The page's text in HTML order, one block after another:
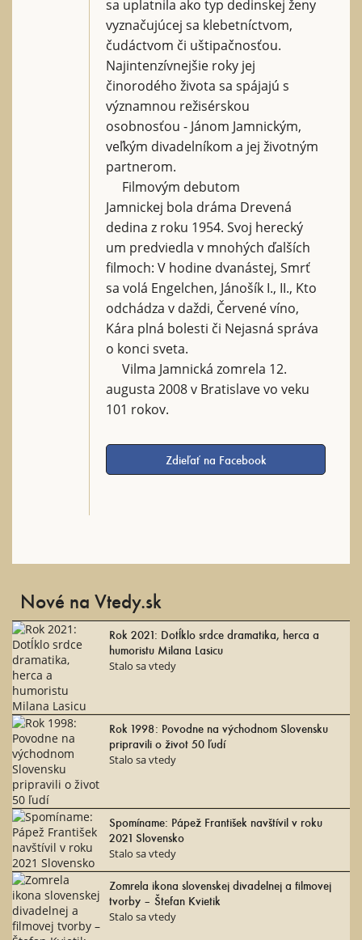
sa uplatnila ako typ dedinskej ženy
vyznačujúcej sa klebetníctvom,
čudáctvom či uštipačnosťou.
Najintenzívnejšie roky jej
činorodého života sa spájajú s
významnou režisérskou
osobnosťou - Jánom Jamnickým,
veľkým divadelníkom a jej životným
partnerom.
Filmovým debutom
Jamnickej bola dráma Drevená
dedina z roku 1954. Svoj herecký
um predviedla v mnohých ďalších
filmoch: V hodine dvanástej, Smrť
sa volá Engelchen, Jánošík I., II., Kto
odchádza v daždi, Červené víno,
Kára plná bolesti či Nejasná správa
o konci sveta.
Vilma Jamnická zomrela 12.
augusta 2008 v Bratislave vo veku
101 rokov.
Zdieľať na Facebook
Nové na Vtedy.sk
Rok 2021: Dotĺklo srdce dramatika, herca a
humoristu Milana Lasicu
Stalo sa vtedy
Rok 1998: Povodne na východnom Slovensku
pripravili o život 50 ľudí
Stalo sa vtedy
Spomíname: Pápež František navštívil v roku
2021 Slovensko
Stalo sa vtedy
Zomrela ikona slovenskej divadelnej a filmovej
tvorby – Štefan Kvietik
Stalo sa vtedy